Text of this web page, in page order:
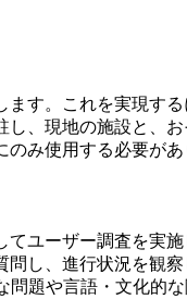
す。これを実現す
、現地の施設と、
み使用する必要があ
ユーザー調査を実
し、進行状況を観察
問題や言語・文化的